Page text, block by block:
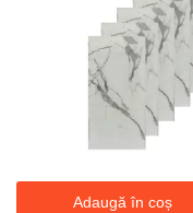
Adaugă în coș